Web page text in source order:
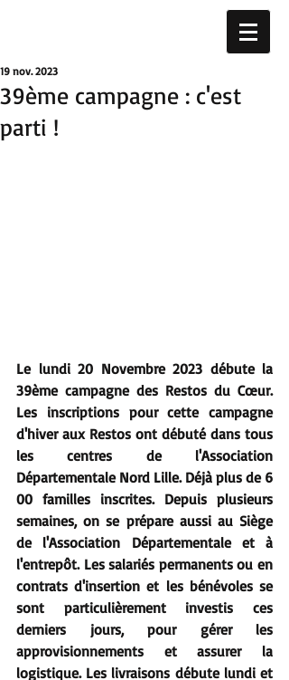
39ème campagne : c'est
parti !
19 nov. 2023
Le lundi 20 Novembre 2023 débute la
39ème campagne des Restos du Cœur.
Les inscriptions pour cette campagne
d'hiver aux Restos ont débuté dans tous
les centres de l'Association
Départementale Nord Lille. Déjà plus de 6
00 familles inscrites. Depuis plusieurs
semaines, on se prépare aussi au Siège
de l'Association Départementale et à
l'entrepôt. Les salariés permanents ou en
contrats d'insertion et les bénévoles se
sont particulièrement investis ces
derniers jours, pour gérer les
approvisionnements et assurer la
logistique. Les livraisons débute lundi et